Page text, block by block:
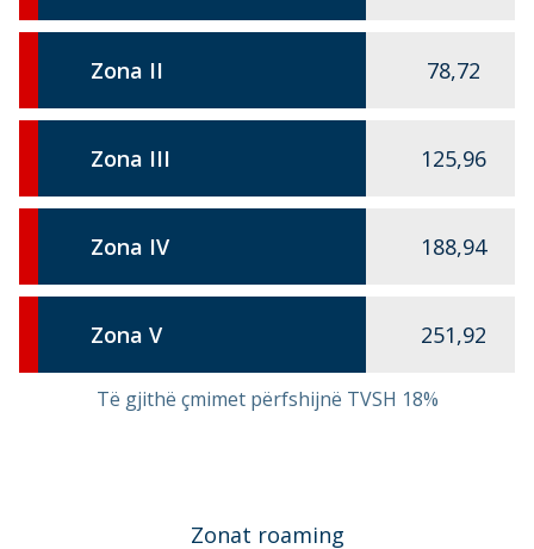
Zona II 78,72
Zona III 125,96
Zona IV 188,94
Zona V 251,92
Të gjithë çmimet përfshijnë TVSH 18%
Zonat roaming